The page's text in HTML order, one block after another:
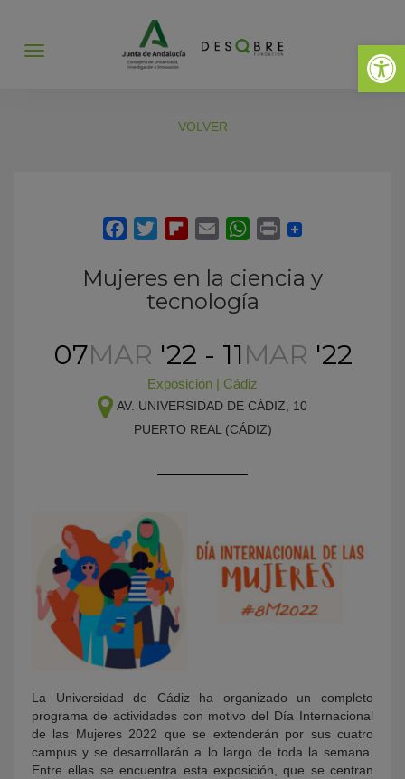
Abrir
Abrir
VOLVER
Mujeres en la ciencia y
tecnología
07MAR '22 - 11MAR '22
Exposición | Cádiz
AV. UNIVERSIDAD DE CÁDIZ, 10
PUERTO REAL (CÁDIZ)
La Universidad de Cádiz ha organizado un completo
programa de actividades con motivo del Día Internacional
de las Mujeres 2022 que se extenderán por sus cuatro
campus y se desarrollarán a lo largo de toda la semana.
Entre ellas se encuentra esta exposición, que se centran